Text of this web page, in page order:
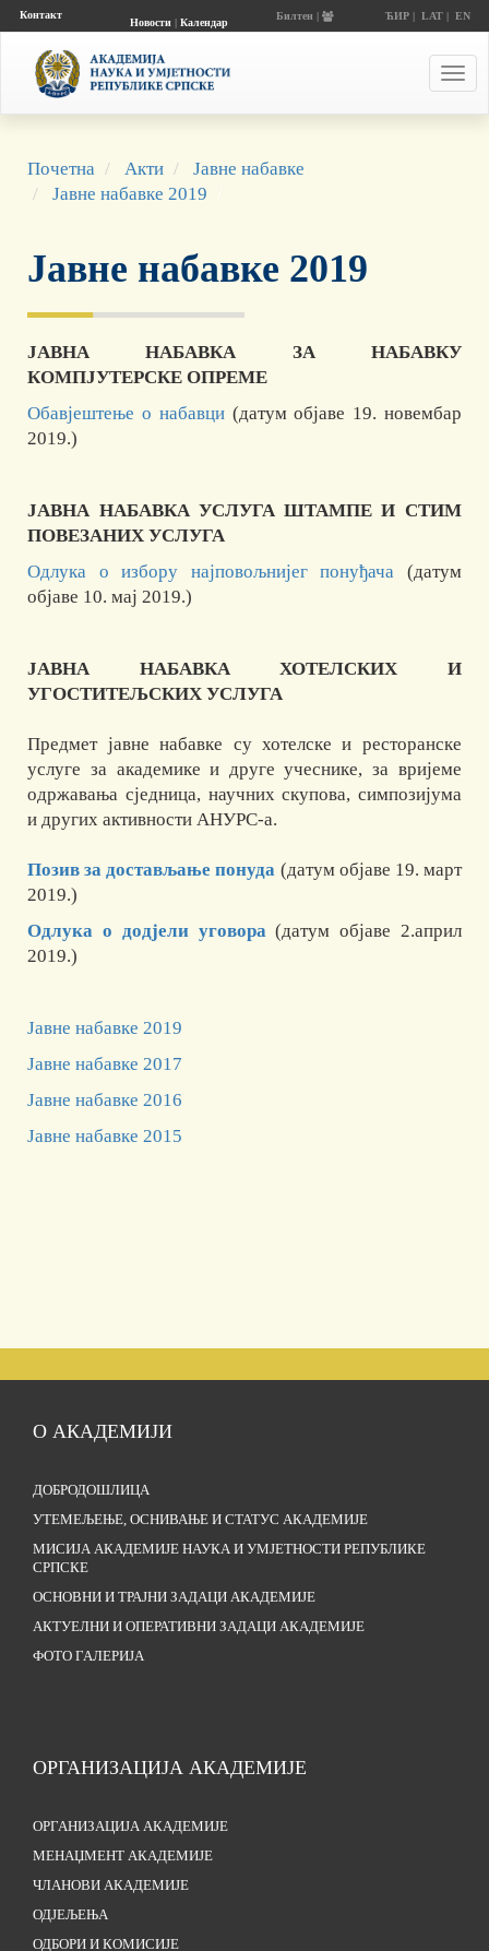
Контакт
Новости| Календар
Билтен | ЋИР| LAT| EN
Почетна Акти
Јавне набавке
Јавне набавке 2019
Јавне набавке 2019
ЈАВНА НАБАВКА ЗА НАБАВКУ
КОМПЈУТЕРСКЕ ОПРЕМЕ
Обавјештење о набавци(датум објаве 19. новембар
2019.)
ЈАВНА НАБАВКА УСЛУГА ШТАМПЕ И СТИМ
ПОВЕЗАНИХ УСЛУГА
Одлука о избору најповољнијег понуђача (датум
објаве 10. мај 2019.)
ЈАВНА НАБАВКА ХОТЕЛСКИХ И
УГОСТИТЕЉСКИХ УСЛУГА
Предмет јавне набавке су хотелске и ресторанске
услуге за академике и друге учеснике, за вријеме
одржавања сједница, научних скупова, симпозијума
и других активности АНУРС-а.
Позив за достављање понуда (датум објаве 19. март
2019.)
Одлука о додјели уговора (датум објаве 2.април
2019.)
Јавне набавке 2019
Јавне набавке 2017
Јавне набавке 2016
Јавне набавке 2015
О АКАДЕМИЈИ
ДОБРОДОШЛИЦА
УТЕМЕЉЕЊЕ, ОСНИВАЊЕ И СТАТУС АКАДЕМИЈЕ
МИСИЈА АКАДЕМИЈЕ НАУКА И УМЈЕТНОСТИ РЕПУБЛИКЕ
СРПСКЕ
ОСНОВНИ И ТРАЈНИ ЗАДАЦИ АКАДЕМИЈЕ
АКТУЕЛНИ И ОПЕРАТИВНИ ЗАДАЦИ АКАДЕМИЈЕ
ФОТО ГАЛЕРИЈА
ОРГАНИЗАЦИЈА АКАДЕМИЈЕ
ОРГАНИЗАЦИЈА АКАДЕМИЈЕ
МЕНАЏМЕНТ АКАДЕМИЈЕ
ЧЛАНОВИ АКАДЕМИЈЕ
ОДЈЕЉЕЊА
ОДБОРИ И КОМИСИЈЕ